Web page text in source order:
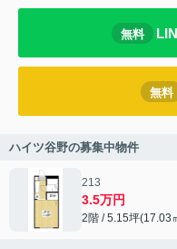
無料
無料
ハイツ谷野の募集中物件
213
3.5万円
2階 / 5.15坪(17.03